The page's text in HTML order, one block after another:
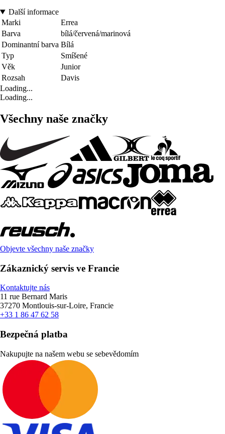
Další informace
Marki
Errea
Barva
bílá/červená/marinová
Dominantní barva Bílá
Typ
Smíšené
Věk
Junior
Rozsah
Davis
Loading...
Loading...
Všechny naše značky
Objevte všechny naše značky
Zákaznický servis ve Francie
Kontaktujte nás
11 rue Bernard Maris
37270 Montlouis-sur-Loire, Francie
+33 1 86 47 62 58
Bezpečná platba
Nakupujte na našem webu se sebevědomím